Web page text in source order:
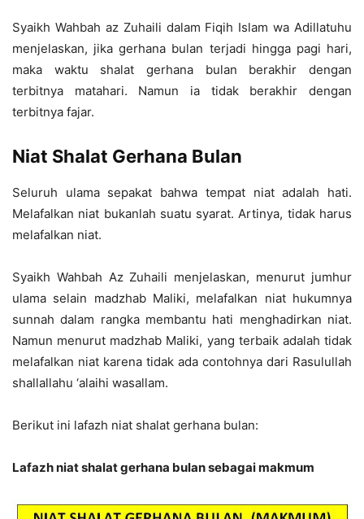
Syaikh Wahbah az Zuhaili dalam Fiqih Islam wa Adillatuhu
menjelaskan, jika gerhana bulan terjadi hingga pagi hari,
maka waktu shalat gerhana bulan berakhir dengan
terbitnya matahari. Namun ia tidak berakhir dengan
terbitnya fajar.
Niat Shalat Gerhana Bulan
Seluruh ulama sepakat bahwa tempat niat adalah hati.
Melafalkan niat bukanlah suatu syarat. Artinya, tidak harus
melafalkan niat.
Syaikh Wahbah Az Zuhaili menjelaskan, menurut jumhur
ulama selain madzhab Maliki, melafalkan niat hukumnya
sunnah dalam rangka membantu hati menghadirkan niat.
Namun menurut madzhab Maliki, yang terbaik adalah tidak
melafalkan niat karena tidak ada contohnya dari Rasulullah
shallallahu ‘alaihi wasallam.
Berikut ini lafazh niat shalat gerhana bulan:
Lafazh niat shalat gerhana bulan sebagai makmum